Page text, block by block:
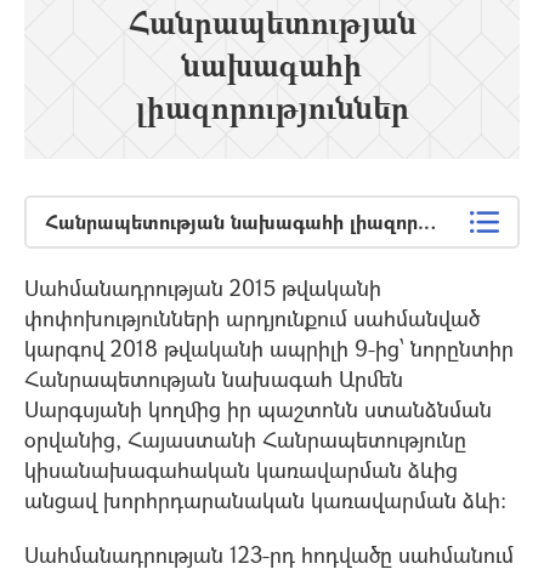
Հանրապետության
նախագահի
լիազորություններ
Հանրապետության նախագահի լիազորություններ
Սահմանադրության 2015 թվականի
փոփոխությունների արդյունքում սահմանված
կարգով 2018 թվականի ապրիլի 9-ից՝ նորընտիր
Հանրապետության նախագահ Արմեն
Սարգսյանի կողմից իր պաշտոնն ստանձնման
օրվանից, Հայաստանի Հանրապետությունը
կիսանախագահական կառավարման ձևից
անցավ խորհրդարանական կառավարման ձևի:
Սահմանադրության 123-րդ հոդվածը սահմանում